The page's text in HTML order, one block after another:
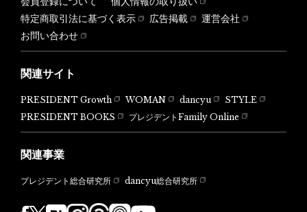
特定商取引法に基づく表示
広告掲載
運営会社
お問い合わせ
関連サイト
PRESIDENT Growth WOMAN dancyu
STYLE
PRESIDENT BOOKS
プレジデントFamily Online
関連事業
プレジデント総合研究所 dancyu総合研究所